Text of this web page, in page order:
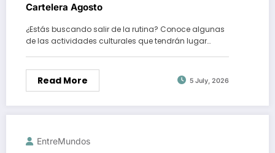
Cartelera Agosto
¿Estás buscando salir de la rutina? Conoce algunas
de las actividades culturales que tendrán lugar…
Read More 5 July, 2026
EntreMundos